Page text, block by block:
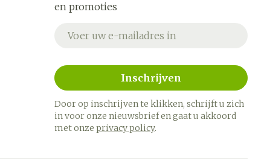
en promoties
Inschrijven
Door op inschrijven te klikken, schrijft u zich
in voor onze nieuwsbrief en gaat u akkoord
met onze privacy policy.